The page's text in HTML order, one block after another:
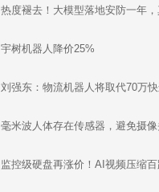
宇树机器人降价25%
刘强东：物流机器人将取代70万